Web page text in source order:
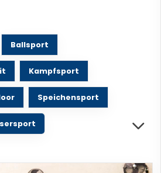
Ballsport
Kampfsport
Speichensport